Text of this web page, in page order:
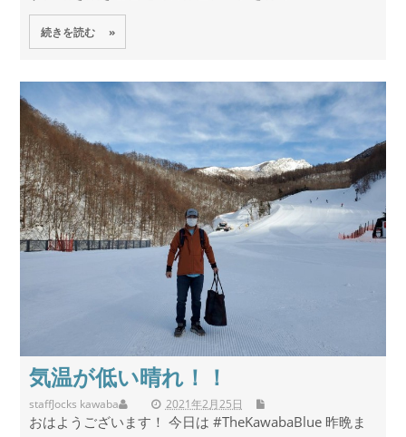
続きを読む »
気温が低い晴れ！！
staff 2021年2月25日
Jocks kawaba
おはようございます！ 今日は #TheKawabaBlue 昨晩ま